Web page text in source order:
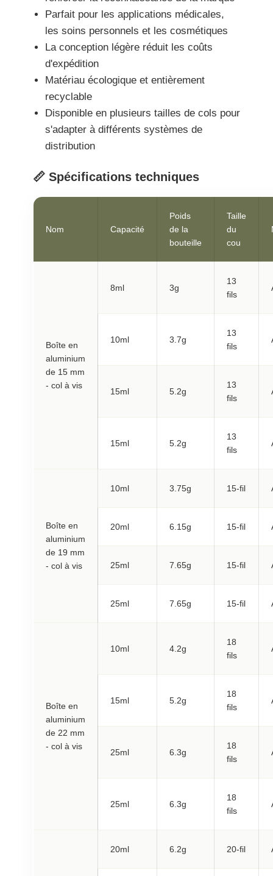
Parfait pour les applications médicales,
les soins personnels et les cosmétiques
La conception légère réduit les coûts
d'expédition
Matériau écologique et entièrement
recyclable
Disponible en plusieurs tailles de cols pour
s'adapter à différents systèmes de
distribution
📏 Spécifications techniques
Nom Capacité
Poids
de la
bouteille
Taille
du
cou
Boîte en
aluminium
de 15 mm
- col à vis
8ml 3g
13
fils
10ml 3.7g
13
fils
15ml 5.2g
13
fils
15ml 5.2g
13
fils
Boîte en
aluminium
de 19 mm
- col à vis
10ml 3.75g 15-fil
20ml 6.15g 15-fil
25ml 7.65g 15-fil
25ml 7.65g 15-fil
Boîte en
aluminium
de 22 mm
- col à vis
10ml 4.2g
18
fils
15ml 5.2g
18
fils
25ml 6.3g
18
fils
25ml 6.3g
18
fils
20ml 6.2g 20-fil